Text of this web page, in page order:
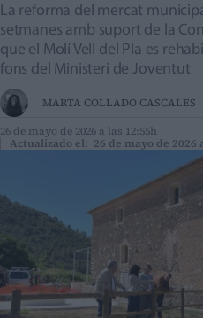
La reforma del mercat
setmanes amb suport de la
que el Molí Vell del Pla es
fons del Ministeri de Joventut
MARTA COLLADO CASCALES
26 de mayo de 2026 a las 12:55h
Actualizado el: 26 de mayo de 2026